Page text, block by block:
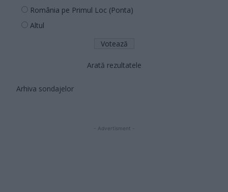
România pe Primul Loc (Ponta)
Altul
Arată rezultatele
Arhiva sondajelor
- Advertisment -